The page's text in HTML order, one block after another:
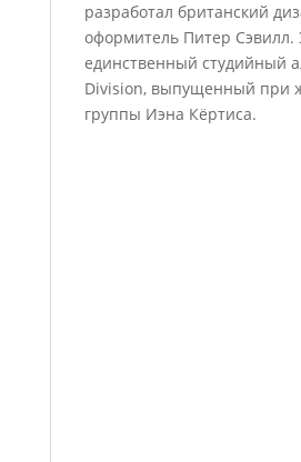
разработал британский
оформитель Питер Сэвилл.
единственный студийный
Division, выпущенный при
группы Иэна Кёртиса.